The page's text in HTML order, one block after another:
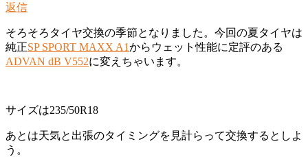
返信
そろそろタイヤ交換の季節となりました。今回の夏タイヤは
純正SP SPORT MAXX A1からウェット性能に定評のある
ADVAN dB V552に変えちゃいます。
サイズは235/50R18
あとは天気と出張のタイミングを見計らって交換するとしよ
う。